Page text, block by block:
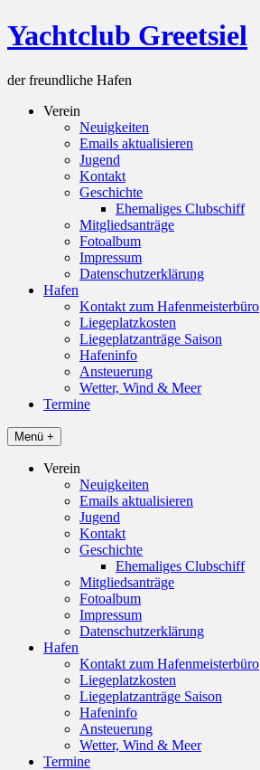
Skip
to
Yachtclub Greetsiel
der freundliche Hafen
Verein
Neuigkeiten
Emails aktualisieren
Jugend
Kontakt
Geschichte
Ehemaliges Clubschiff
Mitgliedsanträge
Fotoalbum
Impressum
Datenschutzerklärung
Hafen
Kontakt zum Hafenmeisterbüro
Liegeplatzkosten
Liegeplatzanträge Saison
Hafeninfo
Ansteuerung
Wetter, Wind & Meer
Termine
Menü +
Verein
Neuigkeiten
Emails aktualisieren
Jugend
Kontakt
Geschichte
Ehemaliges Clubschiff
Mitgliedsanträge
Fotoalbum
Impressum
Datenschutzerklärung
Hafen
Kontakt zum Hafenmeisterbüro
Liegeplatzkosten
Liegeplatzanträge Saison
Hafeninfo
Ansteuerung
Wetter, Wind & Meer
Termine